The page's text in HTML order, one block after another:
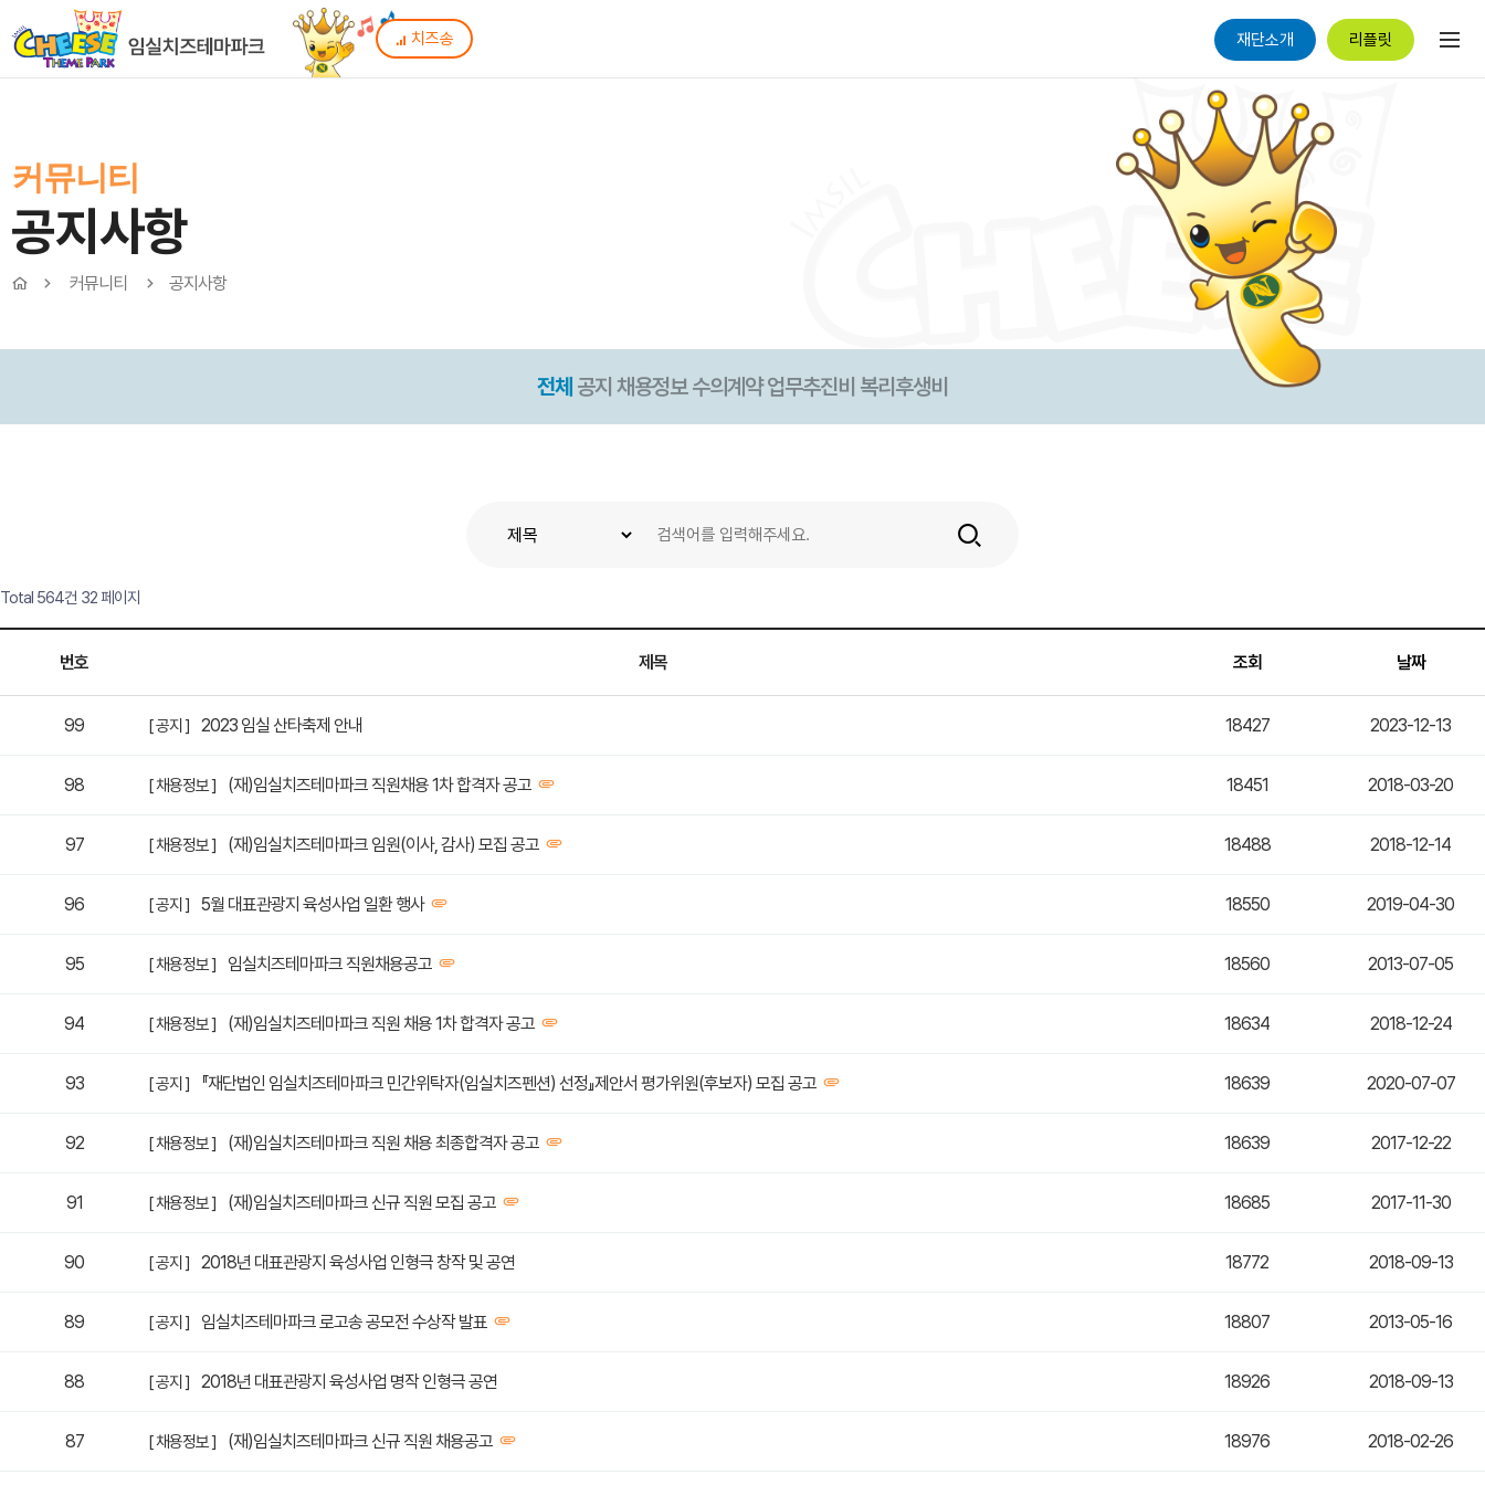
치즈송 재단소개 리플릿
커뮤니티
공지사항
커뮤니티 공지사항
전체 공지 채용정보 수의계약 업무추진비 복리후생비
Total 564건 32 페이지
번호 제목 조회 날짜
99 [ 공지 ] 2023 임실 산타축제 안내 18427 2023-12-13
98 [ 채용정보 ] (재)임실치즈테마파크 직원채용 1차 합격자 공고 18451 2018-03-20
97 [ 채용정보 ] (재)임실치즈테마파크 임원(이사, 감사) 모집 공고 18488 2018-12-14
96 [ 공지 ] 5월 대표관광지 육성사업 일환 행사 18550 2019-04-30
95 [ 채용정보 ] 임실치즈테마파크 직원채용공고 18560 2013-07-05
94 [ 채용정보 ] (재)임실치즈테마파크 직원 채용 1차 합격자 공고 18634 2018-12-24
93 [ 공지 ] 『재단법인 임실치즈테마파크 민간위탁자(임실치즈펜션) 선정』제안서 평가위원(후보자) 모집 공고 18639 2020-07-07
92 [ 채용정보 ] (재)임실치즈테마파크 직원 채용 최종합격자 공고 18639 2017-12-22
91 [ 채용정보 ] (재)임실치즈테마파크 신규 직원 모집 공고 18685 2017-11-30
90 [ 공지 ] 2018년 대표관광지 육성사업 인형극 창작 및 공연 18772 2018-09-13
89 [ 공지 ] 임실치즈테마파크 로고송 공모전 수상작 발표 18807 2013-05-16
88 [ 공지 ] 2018년 대표관광지 육성사업 명작 인형극 공연 18926 2018-09-13
87 [ 채용정보 ] (재)임실치즈테마파크 신규 직원 채용공고 18976 2018-02-26